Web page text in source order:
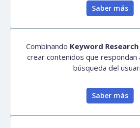
Saber más
Combinando Keyword Research
crear contenidos que respondan
búsqueda del
Saber más